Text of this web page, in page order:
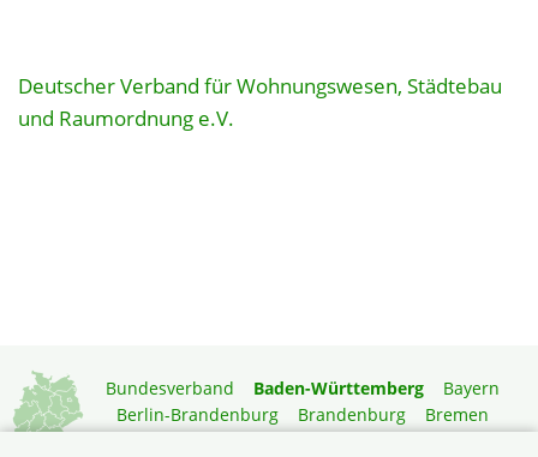
Deutscher Verband für Wohnungswesen, Städtebau
und Raumordnung e.V.
Bundesverband Baden-Württemberg
Bayern
Berlin-Brandenburg
Brandenburg
Bremen